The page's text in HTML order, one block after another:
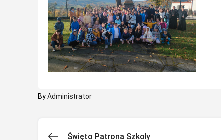
ByAdministrator
Święto Patrona Szkoły